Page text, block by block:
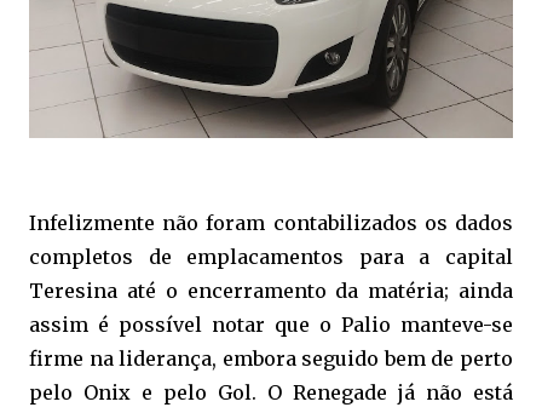
Infelizmente não foram contabilizados os dados
completos de emplacamentos para a capital
Teresina até o encerramento da matéria; ainda
assim é possível notar que o Palio manteve-se
firme na liderança, embora seguido bem de perto
pelo Onix e pelo Gol. O Renegade já não está